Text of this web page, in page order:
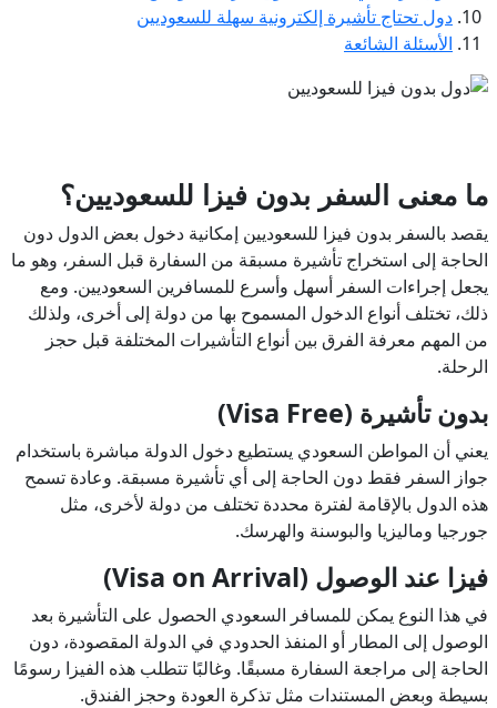
دول تحتاج تأشيرة إلكترونية سهلة للسعوديين
الأسئلة الشائعة
ما معنى السفر بدون فيزا للسعوديين؟
يقصد بالسفر بدون فيزا للسعوديين إمكانية دخول بعض الدول دون
الحاجة إلى استخراج تأشيرة مسبقة من السفارة قبل السفر، وهو ما
يجعل إجراءات السفر أسهل وأسرع للمسافرين السعوديين. ومع
ذلك، تختلف أنواع الدخول المسموح بها من دولة إلى أخرى، ولذلك
من المهم معرفة الفرق بين أنواع التأشيرات المختلفة قبل حجز
الرحلة.
بدون تأشيرة (Visa Free)
يعني أن المواطن السعودي يستطيع دخول الدولة مباشرة باستخدام
جواز السفر فقط دون الحاجة إلى أي تأشيرة مسبقة. وعادة تسمح
هذه الدول بالإقامة لفترة محددة تختلف من دولة لأخرى، مثل
جورجيا وماليزيا والبوسنة والهرسك.
فيزا عند الوصول (Visa on Arrival)
في هذا النوع يمكن للمسافر السعودي الحصول على التأشيرة بعد
الوصول إلى المطار أو المنفذ الحدودي في الدولة المقصودة، دون
الحاجة إلى مراجعة السفارة مسبقًا. وغالبًا تتطلب هذه الفيزا رسومًا
بسيطة وبعض المستندات مثل تذكرة العودة وحجز الفندق.